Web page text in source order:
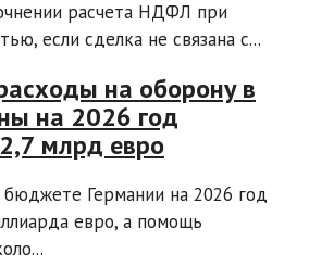
расчета НДФЛ при
если сделка не связана с...
на оборону в
на 2026 год
млрд евро
Германии на 2026 год
евро, а помощь